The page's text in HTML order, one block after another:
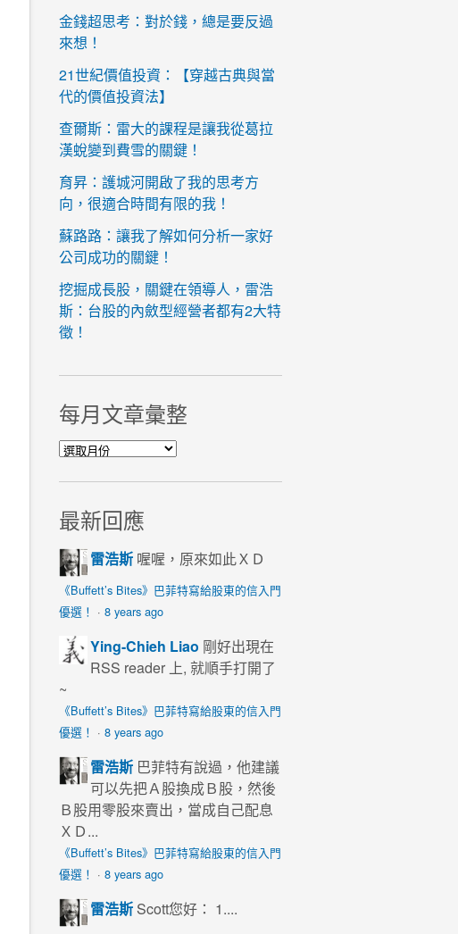
金錢超思考：對於錢，總是要反過
來想！
21世紀價值投資：【穿越古典與當
代的價值投資法】
查爾斯：雷大的課程是讓我從葛拉
漢蛻變到費雪的關鍵！
育昇：護城河開啟了我的思考方
向，很適合時間有限的我！
蘇路路：讓我了解如何分析一家好
公司成功的關鍵！
挖掘成長股，關鍵在領導人，雷浩
斯：台股的內斂型經營者都有2大特
徵！
每月文章彙整
每月文章彙整
最新回應
雷浩斯 喔喔，原來如此ＸＤ
《Buffett’s Bites》巴菲特寫給股東的信入門
優選！ · 8 years ago
Ying-Chieh Liao 剛好出現在
RSS reader 上, 就順手打開了
~
《Buffett’s Bites》巴菲特寫給股東的信入門
優選！ · 8 years ago
雷浩斯 巴菲特有說過，他建議
可以先把Ａ股換成Ｂ股，然後
Ｂ股用零股來賣出，當成自己配息
ＸＤ...
《Buffett’s Bites》巴菲特寫給股東的信入門
優選！ · 8 years ago
雷浩斯 Scott您好： 1....